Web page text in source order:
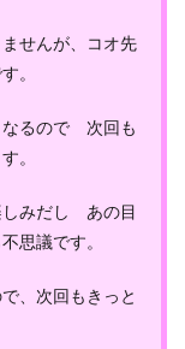
せんが、コオ先
。
なるので 次回も
。
しみだし あの目
思議です。
、次回もきっと